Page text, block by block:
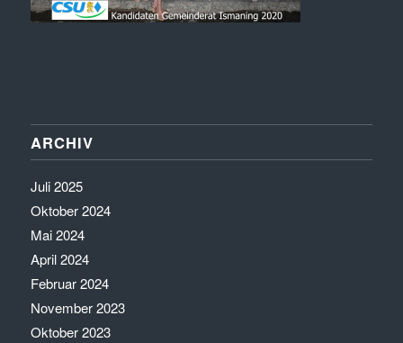
ARCHIV
Juli 2025
Oktober 2024
Mai 2024
April 2024
Februar 2024
November 2023
Oktober 2023